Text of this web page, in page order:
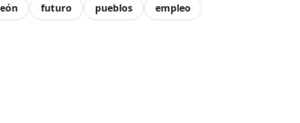
futuro pueblos empleo